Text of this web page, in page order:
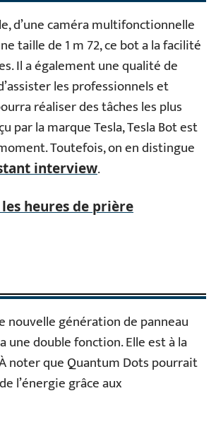
d’une caméra multifonctionnelle
taille de 1 m 72, ce bot a la facilité
Il a également une qualité de
les professionnels et
réaliser des tâches les plus
par la marque Tesla, Tesla Bot est
Toutefois, on en distingue
interview.
heures de prière
nouvelle génération de panneau
une double fonction. Elle est à la
noter que Quantum Dots pourrait
l’énergie grâce aux